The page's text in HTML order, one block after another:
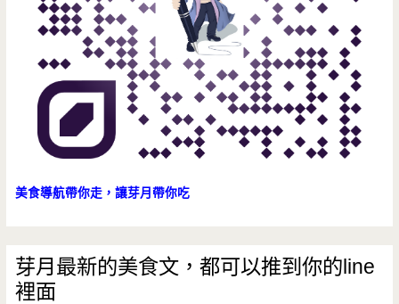
古
味/
吃/
中
餐/
美食導航帶你走，讓芽月帶你吃
芽月最新的美食文，都可以推到你的line
裡面